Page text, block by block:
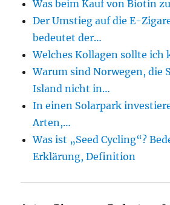
Was beim Kauf von Biotin
Der Umstieg auf die E-
bedeutet der…
Welches Kollagen sollte ich
Warum sind Norwegen, die
Island nicht in…
In einen Solarpark
Arten,…
Was ist „Seed Cycling“?
Erklärung, Definition